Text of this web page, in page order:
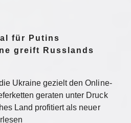
für Putins
greift Russlands
Ukraine gezielt den Online-
geraten unter Druck
Land profitiert als neuer